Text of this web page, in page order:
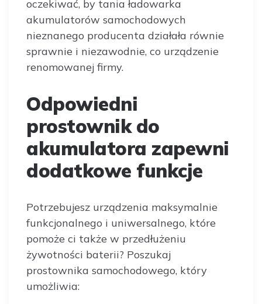
oczekiwać, by tania ładowarka
akumulatorów samochodowych
nieznanego producenta działała równie
sprawnie i niezawodnie, co urządzenie
renomowanej firmy.
Odpowiedni
prostownik do
akumulatora zapewni
dodatkowe funkcje
Potrzebujesz urządzenia maksymalnie
funkcjonalnego i uniwersalnego, które
pomoże ci także w przedłużeniu
żywotności baterii? Poszukaj
prostownika samochodowego, który
umożliwia: